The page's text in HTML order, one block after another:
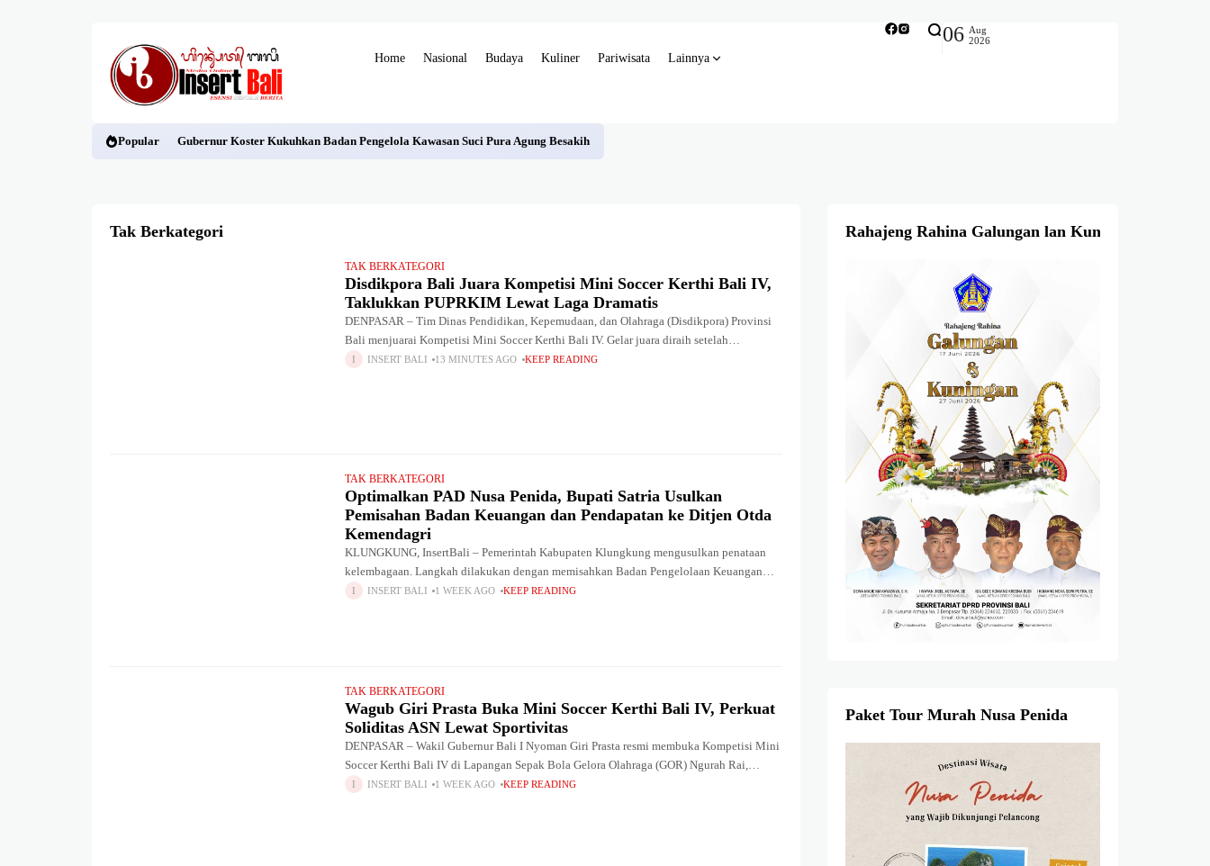
Home Nasional Budaya Kuliner Pariwisata Lainnya
06 Aug
2026
Popular Gubernur Koster Kukuhkan Badan Pengelola Kawasan Suci Pura Agung Besakih
Tak Berkategori
TAK BERKATEGORI
Disdikpora Bali Juara Kompetisi Mini Soccer Kerthi Bali IV,
Taklukkan PUPRKIM Lewat Laga Dramatis
DENPASAR – Tim Dinas Pendidikan, Kepemudaan, dan Olahraga (Disdikpora) Provinsi
Bali menjuarai Kompetisi Mini Soccer Kerthi Bali IV. Gelar juara diraih setelah
Disdikpora mengalahkan Tim Dinas Pekerjaan Umum, Penataan Ruang,
INSERT BALI 13 MINUTES AGO KEEP READING
TAK BERKATEGORI
Optimalkan PAD Nusa Penida, Bupati Satria Usulkan
Pemisahan Badan Keuangan dan Pendapatan ke Ditjen Otda
Kemendagri
KLUNGKUNG, InsertBali – Pemerintah Kabupaten Klungkung mengusulkan penataan
kelembagaan. Langkah dilakukan dengan memisahkan Badan Pengelolaan Keuangan
dan Pendapatan Daerah (BPKPD) menjadi dua instansi terpisah. Langkah ini diambil
INSERT BALI 1 WEEK AGO KEEP READING
TAK BERKATEGORI
Wagub Giri Prasta Buka Mini Soccer Kerthi Bali IV, Perkuat
Soliditas ASN Lewat Sportivitas
DENPASAR – Wakil Gubernur Bali I Nyoman Giri Prasta resmi membuka Kompetisi Mini
Soccer Kerthi Bali IV di Lapangan Sepak Bola Gelora Olahraga (GOR) Ngurah Rai,
Denpasar, Senin (27/7/2026). Turnamen
INSERT BALI 1 WEEK AGO KEEP READING
Rahajeng Rahina Galungan lan Kuningan
Paket Tour Murah Nusa Penida